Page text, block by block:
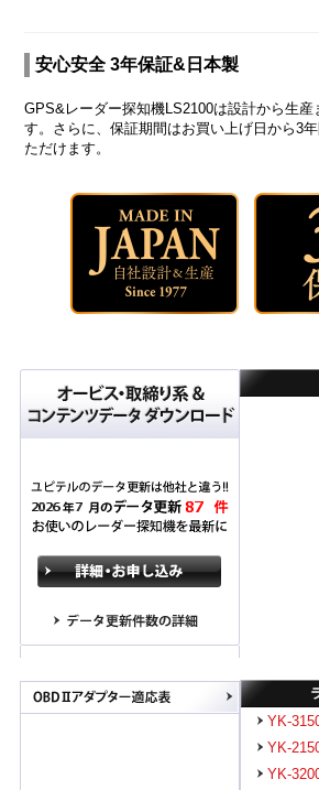
安心安全 3年保証&日本製
GPS&レーダー探知機LS2100は設計から生産
す。さらに、保証期間はお買い上げ日から3
ただけます。
YK-
YK-
YK-